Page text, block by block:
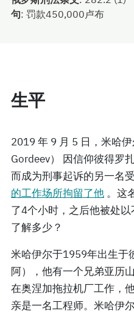
句: 罚款450,000卢布
生平
2019 年 9 月 5 日，米哈
Gordeev） 因信仰彼得罗
而成为刑事起诉的另一名
的工作场所拘留了他 。这
了4个小时，之后他被处
了解多少？
米哈伊尔于1959年出生于
阿），他有一个兄弟亚历
在奥涅加拖拉机厂工作，
亲是一名工程师。米哈伊